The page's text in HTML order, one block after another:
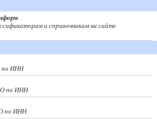
и справочникам на сайте
по ИНН
по ИНН
по ИНН